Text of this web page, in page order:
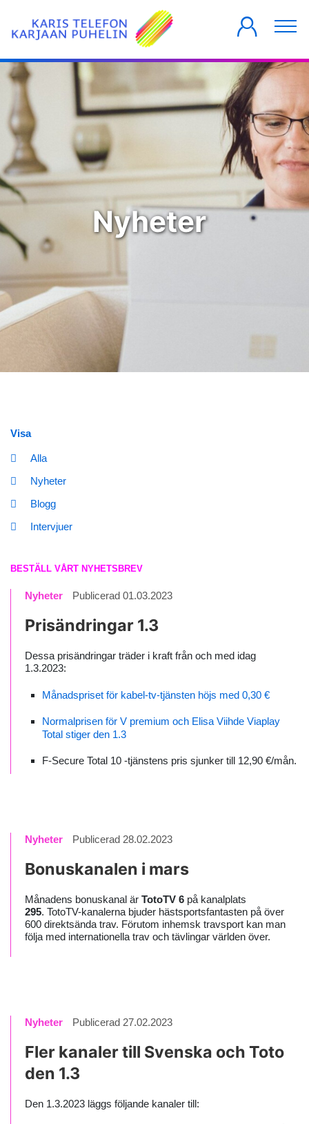
FÖRETAG
Visa
Alla
Nyheter
Blogg
Intervjuer
BESTÄLL VÅRT NYHETSBREV
Nyheter
Nyheter Publicerad 01.03.2023
Prisändringar 1.3
Dessa prisändringar träder i kraft från och med idag
1.3.2023:
Månadspriset för kabel-tv-tjänsten höjs med 0,30 €
Normalprisen för V premium och Elisa Viihde Viaplay
Total stiger den 1.3
F-Secure Total 10 -tjänstens pris sjunker till 12,90 €/mån.
Nyheter Publicerad 28.02.2023
Bonuskanalen i mars
Månadens bonuskanal är TotoTV 6 på kanalplats
295. TotoTV-kanalerna bjuder hästsportsfantasten på över
600 direktsända trav. Förutom inhemsk travsport kan man
följa med internationella trav och tävlingar världen över.
Nyheter Publicerad 27.02.2023
Fler kanaler till Svenska och Toto
den 1.3
Den 1.3.2023 läggs följande kanaler till: